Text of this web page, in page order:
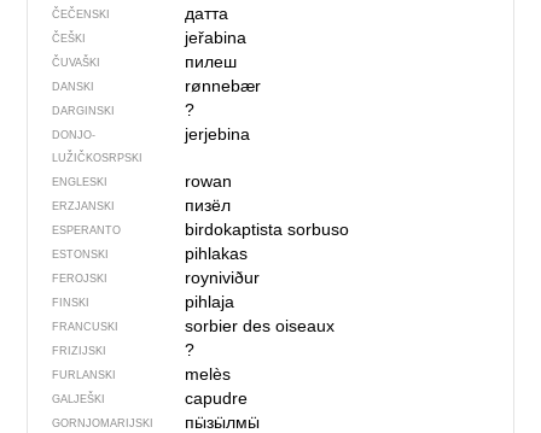
ČEČENSKI датта
ČEŠKI jeřabina
ČUVAŠKI пилеш
DANSKI rønnebær
DARGINSKI ?
DONJO­
LUŽIČKOSRPSKI
jerjebina
ENGLESKI rowan
ERZJANSKI пизёл
ESPERANTO birdokaptista sorbuso
ESTONSKI pihlakas
FEROJSKI royniviður
FINSKI pihlaja
FRANCUSKI sorbier des oiseaux
FRIZIJSKI ?
FURLANSKI melès
GALJEŠKI capudre
GORNJOMARIJSKI пӹзӹлмӹ